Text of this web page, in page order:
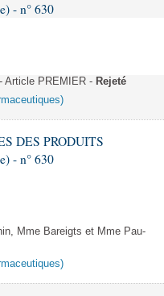
- n° 630
Article PREMIER - Rejeté
DES PRODUITS
- n° 630
Mme Bareigts et Mme Pau-